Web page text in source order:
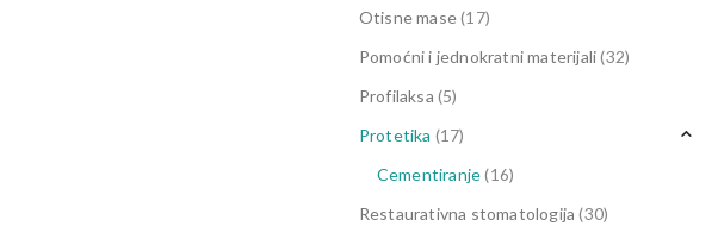
Otisne mase(17)
Pomoćni i jednokratni materijali (32)
Profilaksa (5)
Protetika (17)
Cementiranje(16)
Restaurativna stomatologija (30)